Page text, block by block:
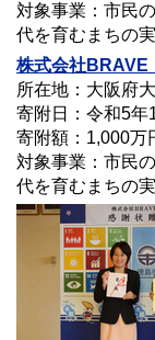
対象事業：市民
代を育むまちの
株式会社BRAVE
所在地：大阪府
寄附日：令和5年
寄附額：1,000万
対象事業：市民
代を育むまちの